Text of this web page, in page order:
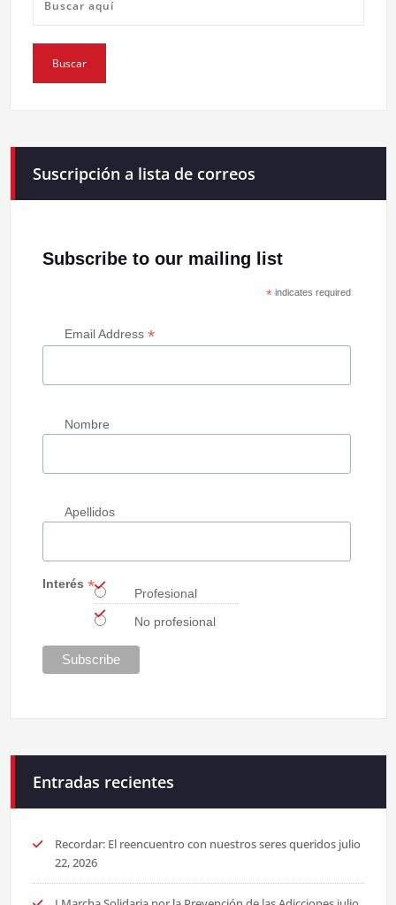
Suscripción a lista de correos
Subscribe to our mailing list
*indicates required
Email Address *
Nombre
Apellidos
Interés *
Profesional
No profesional
Entradas recientes
Recordar: El reencuentro con nuestros seres queridos julio
22, 2026